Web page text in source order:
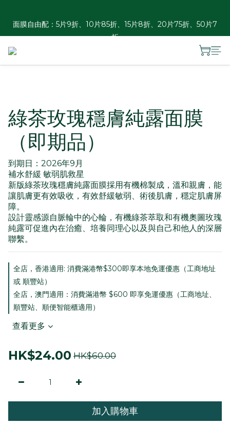
折
綠茶玫瑰穩膚純露面膜
（即期品）
到期日：2026年9月
補水舒緩 敏弱肌救星
新版綠茶玫瑰穩膚純露面膜採用有機棉製成，溫和親膚，能
讓肌膚更有效吸收，有效舒緩敏弱、術後肌膚，穩定肌膚屏
障。
設計靈感源自脈輪中的心輪，有機綠茶萃取和有機奧圖玫瑰
純露可促進內在治癒、培養同理心以及與自己和他人的深層
聯繫。
全店，香港適用: 消費滿港幣$300即享本地免運優惠（工商地址
或 順豐站）
全店，澳門適用：消費滿港幣 $600 即享免運優惠（工商地址、
順豐站、順便智能櫃適用）
查看更多
HK$24.00 HK$60.00
加入購物車